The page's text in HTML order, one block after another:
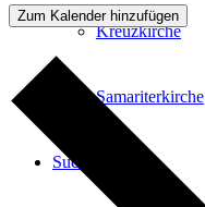
Kreuzkirche
Samariterkirche
Suche
Zum Kalender hinzufügen